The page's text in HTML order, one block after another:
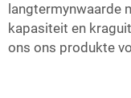
langtermynwaarde
kapasiteit en
ons ons produkte